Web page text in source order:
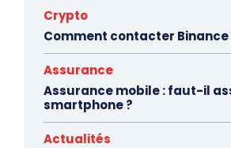
Crypto
Comment contacter Binance
Assurance
Assurance mobile : faut-il
smartphone ?
Actualités